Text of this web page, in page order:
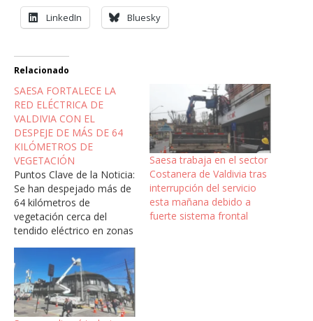
LinkedIn Bluesky
Relacionado
SAESA FORTALECE LA
RED ELÉCTRICA DE
VALDIVIA CON EL
DESPEJE DE MÁS DE 64
KILÓMETROS DE
VEGETACIÓN
Puntos Clave de la Noticia:
Se han despejado más de
64 kilómetros de
vegetación cerca del
tendido eléctrico en zonas
urbanas y rurales de
Valdivia. La medida forma
parte del Plan de Gestión
Integral de Redes para
prevenir fallas ante
condiciones climáticas
Saesa trabaja en el sector
Costanera de Valdivia tras
interrupción del servicio
esta mañana debido a
fuerte sistema frontal